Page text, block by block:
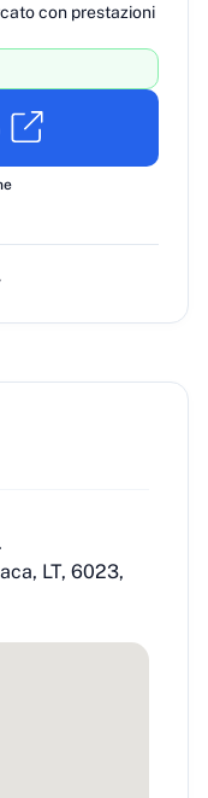
con prestazioni
LT, 6023,